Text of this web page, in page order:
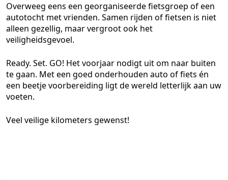
Overweeg eens een georganiseerde fietsgroep of een
autotocht met vrienden. Samen rijden of fietsen is niet
alleen gezellig, maar vergroot ook het
veiligheidsgevoel.
Ready. Set. GO! Het voorjaar nodigt uit om naar buiten
te gaan. Met een goed onderhouden auto of fiets én
een beetje voorbereiding ligt de wereld letterlijk aan uw
voeten.
Veel veilige kilometers gewenst!